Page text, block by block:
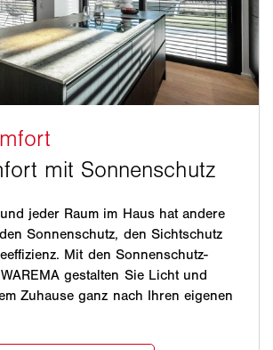
jeder Raum im Haus hat andere
Sonnenschutz, den Sichtschutz
Mit den Sonnenschutz-
gestalten Sie Licht und
Zuhause ganz nach Ihren eigenen